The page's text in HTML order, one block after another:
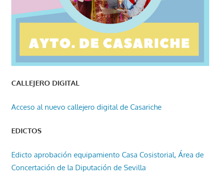
CALLEJERO DIGITAL
Acceso al nuevo callejero digital de Casariche
EDICTOS
Edicto aprobación equipamiento Casa Cosistorial, Área de
Concertación de la Diputación de Sevilla